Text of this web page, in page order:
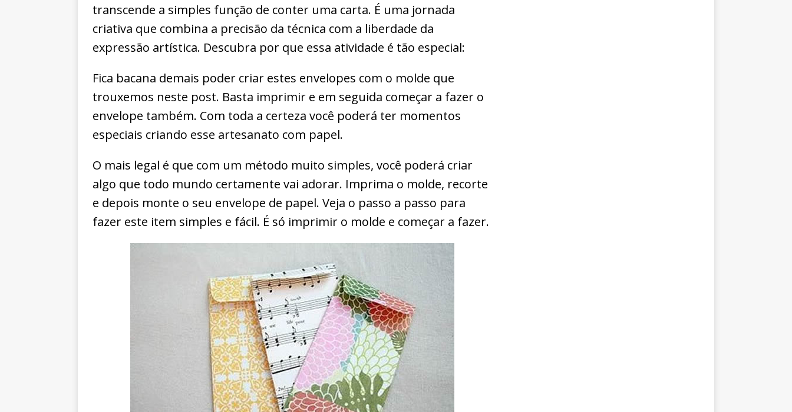
transcende a simples função de conter uma carta. É uma jornada
criativa que combina a precisão da técnica com a liberdade da
expressão artística. Descubra por que essa atividade é tão especial:
Fica bacana demais poder criar estes envelopes com o molde que
trouxemos neste post. Basta imprimir e em seguida começar a fazer o
envelope também. Com toda a certeza você poderá ter momentos
especiais criando esse artesanato com papel.
O mais legal é que com um método muito simples, você poderá criar
algo que todo mundo certamente vai adorar. Imprima o molde, recorte
e depois monte o seu envelope de papel. Veja o passo a passo para
fazer este item simples e fácil. É só imprimir o molde e começar a fazer.